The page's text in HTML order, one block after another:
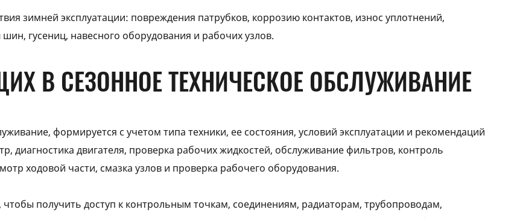
зимней эксплуатации: повреждения патрубков, коррозию контактов, износ уплотнений,
гусениц, навесного оборудования и рабочих узлов.
В СЕЗОННОЕ ТЕХНИЧЕСКОЕ ОБСЛУЖИВАНИЕ
формируется с учетом типа техники, ее состояния, условий эксплуатации и рекомендаций
диагностика двигателя, проверка рабочих жидкостей, обслуживание фильтров, контроль
ходовой части, смазка узлов и проверка рабочего оборудования.
получить доступ к контрольным точкам, соединениям, радиаторам, трубопроводам,